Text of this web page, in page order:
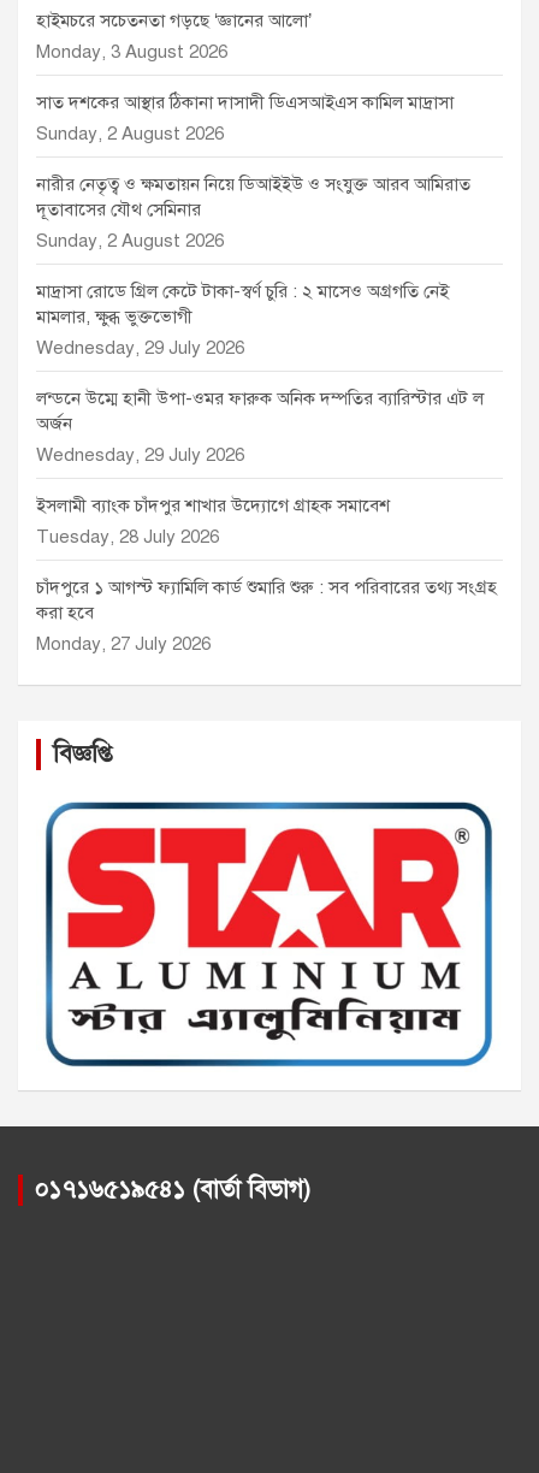
হাইমচরে সচেতনতা গড়ছে ‘জ্ঞানের আলো’
Monday, 3 August 2026
সাত দশকের আস্থার ঠিকানা দাসাদী ডিএসআইএস কামিল মাদ্রাসা
Sunday, 2 August 2026
নারীর নেতৃত্ব ও ক্ষমতায়ন নিয়ে ডিআইইউ ও সংযুক্ত আরব আমিরাত
দূতাবাসের যৌথ সেমিনার
Sunday, 2 August 2026
মাদ্রাসা রোডে গ্রিল কেটে টাকা-স্বর্ণ চুরি : ২ মাসেও অগ্রগতি নেই
মামলার, ক্ষুব্ধ ভুক্তভোগী
Wednesday, 29 July 2026
লন্ডনে উম্মে হানী উপা-ওমর ফারুক অনিক দম্পতির ব্যারিস্টার এট ল
অর্জন
Wednesday, 29 July 2026
ইসলামী ব্যাংক চাঁদপুর শাখার উদ্যোগে গ্রাহক সমাবেশ
Tuesday, 28 July 2026
চাঁদপুরে ১ আগস্ট ফ্যামিলি কার্ড শুমারি শুরু : সব পরিবারের তথ্য সংগ্রহ
করা হবে
Monday, 27 July 2026
বিজ্ঞপ্তি
০১৭১৬৫১৯৫৪১ (বার্তা বিভাগ)